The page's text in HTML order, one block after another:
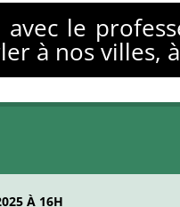
avec le
à nos villes,
À 16H